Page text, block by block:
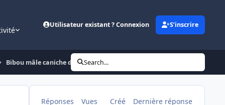
Utilisateur existant ? Connexion S’inscrire
Bibou mâle caniche de 12 ansSearch...
Réponses Vues Créé Dernière réponse